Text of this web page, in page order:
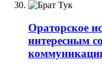
Ораторское
интересным